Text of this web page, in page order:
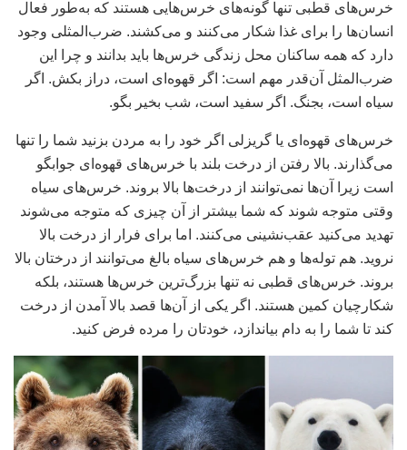
خرس‌های قطبی تنها گونه‌های خرس‌هایی هستند که به‌طور فعال
انسان‌ها را برای غذا شکار می‌کنند و می‌کشند. ضرب‌المثلی وجود
دارد که همه ساکنان محل زندگی خرس‌ها باید بدانند و چرا این
ضرب‌المثل آن‌قدر مهم است: اگر قهوه‌ای است، دراز بکش. اگر
سیاه است، بجنگ. اگر سفید است، شب بخیر بگو.
خرس‌های قهوه‌ای یا گریزلی اگر خود را به مردن بزنید شما را تنها
می‌گذارند. بالا رفتن از درخت بلند با خرس‌های قهوه‌ای جوابگو
است زیرا آن‌ها نمی‌توانند از درخت‌ها بالا بروند. خرس‌های سیاه
وقتی متوجه شوند که شما بیشتر از آن چیزی که متوجه می‌شوند
تهدید می‌کنید عقب‌نشینی می‌کنند. اما برای فرار از درخت بالا
نروید. هم توله‌ها و هم خرس‌های سیاه بالغ می‌توانند از درختان بالا
بروند. خرس‌های قطبی نه تنها بزرگ‌ترین خرس‌ها هستند، بلکه
شکارچیان کمین هستند. اگر یکی از آن‌ها قصد بالا آمدن از درخت
کند تا شما را به دام بیاندازد، خودتان را مرده فرض کنید.